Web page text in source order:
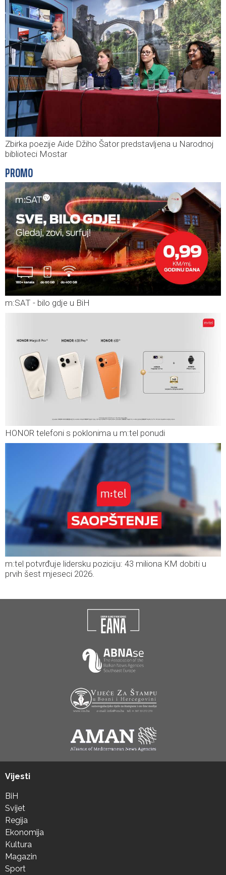
Zbirka poezije Aide Džiho Šator predstavljena u Narodnoj
biblioteci Mostar
PROMO
m:SAT - bilo gdje u BiH
HONOR telefoni s poklonima u m:tel ponudi
m:tel potvrđuje lidersku poziciju: 43 miliona KM dobiti u
prvih šest mjeseci 2026.
Vijesti
BiH
Svijet
Regija
Ekonomija
Kultura
Magazin
Sport